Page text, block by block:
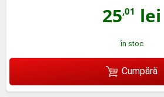
25,01 lei
în stoc
Cumpără